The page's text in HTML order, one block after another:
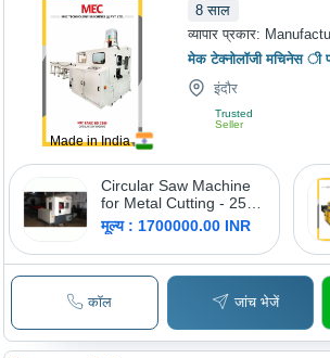
Made in India
8 साल
व्यापार प्रकार:
मेक टेक्नोलॉजी मचिनेस ी
इंदौर
Trusted
Seller
Circular Saw Machine
for Metal Cutting - 25-
100 mm Cutting
Capacity, 4000 kg
Weight, PLC Control,
Automatic Lubrication,
Clamping, 420 mm
Blade Size
मूल्य : 1700000.00 INR
कॉल जांच भेजें